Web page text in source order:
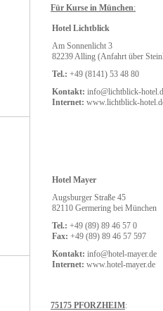
Für Kurse in München:
Hotel Lichtblick
Am Sonnenlicht 3
82239 Alling (Anfahrt über
Tel.: +49 (8141) 53 48 80
Kontakt: info@lichtblick-
Internet: www.lichtblick-
Hotel Mayer
Augsburger Straße 45
82110 Germering bei München
Tel.: +49 (89) 89 46 57 0
Fax: +49 (89) 89 46 57 597
Kontakt: info@hotel-mayer.de
Internet: www.hotel-mayer.de
75175 PFORZHEIM: